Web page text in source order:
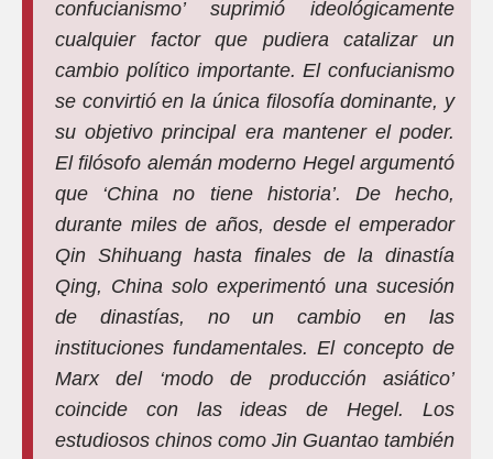
confucianismo’ suprimió ideológicamente
cualquier factor que pudiera catalizar un
cambio político importante. El confucianismo
se convirtió en la única filosofía dominante, y
su objetivo principal era mantener el poder.
El filósofo alemán moderno Hegel argumentó
que ‘China no tiene historia’. De hecho,
durante miles de años, desde el emperador
Qin Shihuang hasta finales de la dinastía
Qing, China solo experimentó una sucesión
de dinastías, no un cambio en las
instituciones fundamentales. El concepto de
Marx del ‘modo de producción asiático’
coincide con las ideas de Hegel. Los
estudiosos chinos como Jin Guantao también